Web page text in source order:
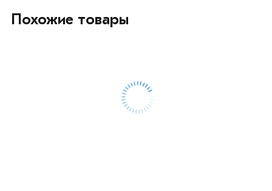
профессиональные менеджеры обработают заказ и
свяжутся с Вами для согласования условий доставки
соответствует всем стандартам качества. Возврат
купленного товарa в течение 7 дней (наличие чека
Похожие товары